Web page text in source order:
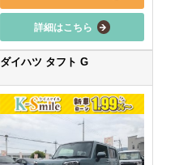
詳細はこちら
ダイハツ タフト G